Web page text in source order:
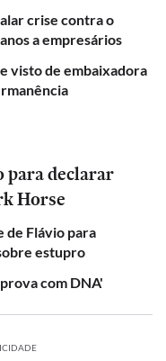
crise contra o
a empresários
visto de embaixadora
para declarar
Horse
de Flávio para
estupro
com DNA'